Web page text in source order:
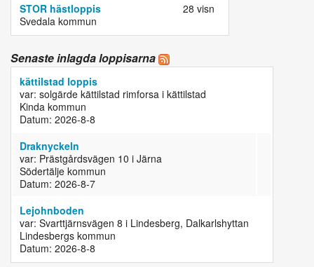
STOR hästloppis
Svedala kommun
28 visn
Senaste inlagda loppisarna
kättilstad loppis
var: solgärde kättilstad rimforsa i kättilstad
Kinda kommun
Datum: 2026-8-8
Draknyckeln
var: Prästgårdsvägen 10 i Järna
Södertälje kommun
Datum: 2026-8-7
Lejohnboden
var: Svarttjärnsvägen 8 i Lindesberg, Dalkarlshyttan
Lindesbergs kommun
Datum: 2026-8-8